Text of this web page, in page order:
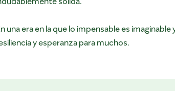
una era en la que lo impensable es
y esperanza para muchos.